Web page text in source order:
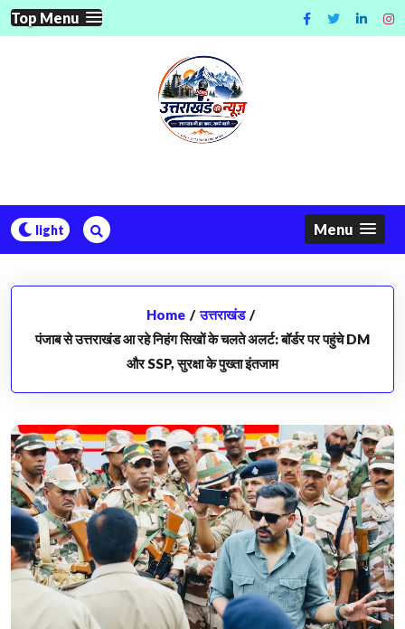
Skip
to
Top Menu
Menu
Home / उत्तराखंड /
पंजाब से उत्तराखंड आ रहे निहंग सिखों के चलते अलर्ट: बॉर्डर पर पहुंचे DM
और SSP, सुरक्षा के पुख्ता इंतजाम